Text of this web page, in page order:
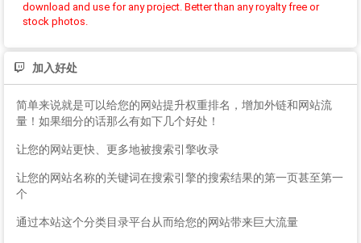
download and use for any project. Better than any royalty free or
stock photos.
加入好处
简单来说就是可以给您的网站提升权重排名，增加外链和网站流
量！如果细分的话那么有如下几个好处！
让您的网站更快、更多地被搜索引擎收录
让您的网站名称的关键词在搜索引擎的搜索结果的第一页甚至第一
个
通过本站这个分类目录平台从而给您的网站带来巨大流量